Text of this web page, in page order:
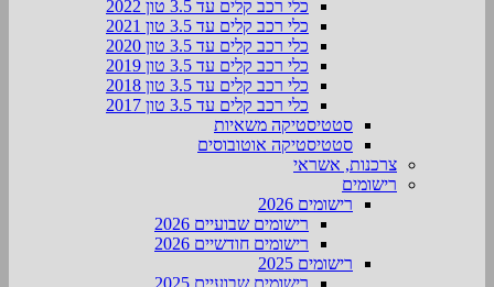
כלי רכב קלים עד 3.5 טון 2022
כלי רכב קלים עד 3.5 טון 2021
כלי רכב קלים עד 3.5 טון 2020
כלי רכב קלים עד 3.5 טון 2019
כלי רכב קלים עד 3.5 טון 2018
כלי רכב קלים עד 3.5 טון 2017
סטטיסטיקה משאיות
סטטיסטיקה אוטובוסים
צרכנות, אשראי
רישומים
רישומים 2026
רישומים שבועיים 2026
רישומים חודשיים 2026
רישומים 2025
רישומים שבועיים 2025